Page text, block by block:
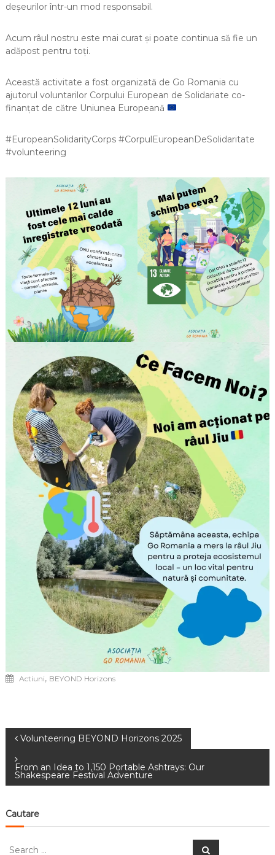
deșeurilor într-un mod responsabil.
Acum râul nostru este mai curat și poate continua să fie un
adăpost pentru toți.
Această activitate a fost organizată de Go Romania cu
ajutorul voluntarilor Corpului European de Solidariate co-
finanțat de către Uniunea Europeană
#EuropeanSolidarityCorps #CorpulEuropeanDeSolidaritate
#volunteering
Actiuni, BEYOND Horizons
Navigare
în
Volunteering BEYOND Horizons 2025
From an Idea to 1,150 Portable Ashtrays: Our
Shakespeare Festival Adventure
Cautare
Search
Search